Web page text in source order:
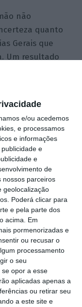
e/ou acedemos
e processamos
e informações
e
e
de
nossos parceiros
geolocalização
Poderá clicar para
e pela parte dos
acima. Em
pormenorizadas e
ou recusar o
processamento
o seu
opor a esse
aplicadas apenas a
ou retirar seu
a este site e
não
quanto
Gerais que
Um resultado
parecem
sinal de
banco de
neste
Banco parecem
em
Como
dos meus
que se
investidores”,